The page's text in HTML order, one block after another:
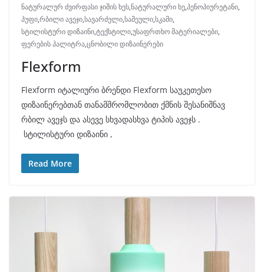
ნატურალურ ძვირფასი ჯიშის ხეს,ნატურალური ხე,პენოპიურეტანი,
პუფი,რბილი ავეჯი,სავარძელი,სამეული,სკამი,
სტილისტური დიზაინი,ტექსტილი,უსაფრთხო მატერიალები,
ფერების პალიტრა,ცნობილი დიზაინერები
Flexform
Flexform იტალიური ბრენდი Flexform საუკეთესო
დიზაინერებთან თანამშრომლობით ქმნის შესანიშნავ
რბილ ავეჯს და ასევე სხვადასხვა ტიპის ავეჯს .
სტილისტური დიზაინი ,
Read More